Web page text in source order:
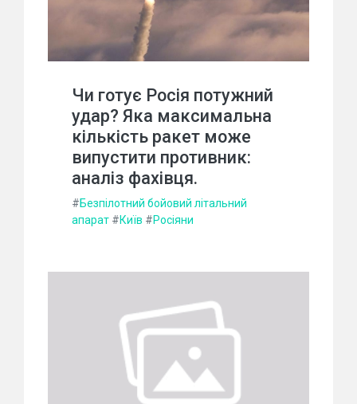
Чи готує Росія потужний
удар? Яка максимальна
кількість ракет може
випустити противник:
аналіз фахівця.
#Безпілотний бойовий літальний
апарат #Київ #Росіяни